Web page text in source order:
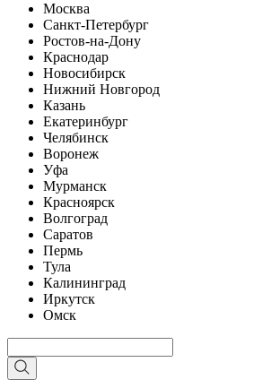
Москва
Санкт-Петербург
Ростов-на-Дону
Краснодар
Новосибирск
Нижний Новгород
Казань
Екатеринбург
Челябинск
Воронеж
Уфа
Мурманск
Красноярск
Волгоград
Саратов
Пермь
Тула
Калининград
Иркутск
Омск